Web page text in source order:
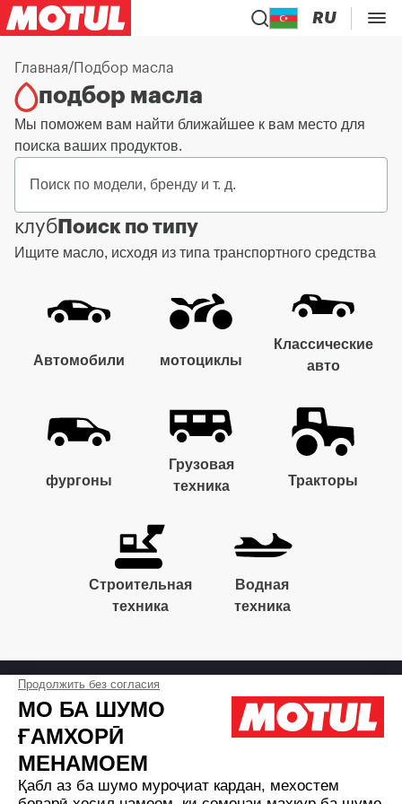
RU
Главная/Подбор масла
подбор масла
Мы поможем вам найти ближайшее к вам место для
поиска ваших продуктов.
клуб Поиск по типу
Ищите масло, исходя из типа транспортного средства
Автомобили мотоциклы
Классические
авто
фургоны
Грузовая
техника
Тракторы
Строительная
техника
Водная
техника
Инновации
Свяжитесь с нами